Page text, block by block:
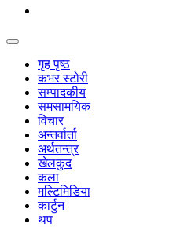
गृह पृष्ठ
कभर स्टोरी
सम्पादकीय
समसामयिक
विचार
अन्तर्वार्ता
अर्थतन्त्र
खेलकुद
कला
मल्टिमिडिया
कार्टुन
थप